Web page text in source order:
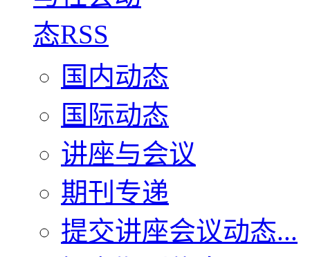
国内动态
国际动态
讲座与会议
期刊专递
提交讲座会议动态...